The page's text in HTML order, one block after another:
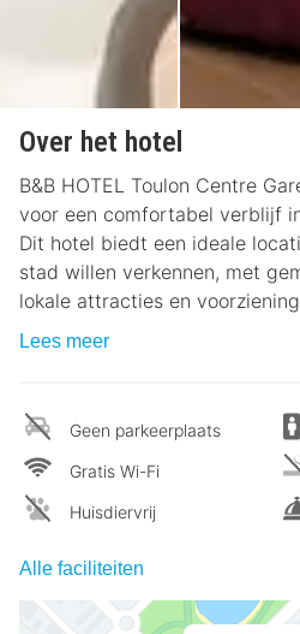
Over het hotel
B&B HOTEL Toulon Centre
voor een comfortabel verblijf
Dit hotel biedt een ideale
stad willen verkennen, met
lokale attracties en
Lees meer
Geen parkeerplaats
Gratis Wi-Fi
Huisdiervrij
Alle faciliteiten